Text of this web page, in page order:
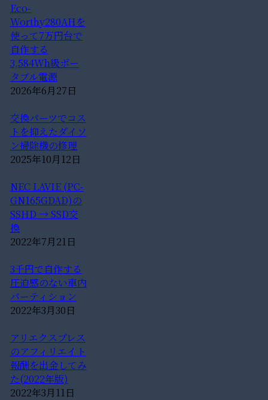
Eco-
Worthy280AHを
使って7万円台で
自作する
3,584Wh級ポー
タブル電源
2026年6月27日
交換パーツでコス
トを抑えたダイソ
ン掃除機の修理
2025年10月12日
NEC LAVIE (PC-
GN165GDAD)の
SSHD → SSD交
換
2022年7月21日
3千円で自作する
圧迫感のない車内
パーティション
2022年3月30日
アリエクスプレス
のアフィリエイト
報酬を出金してみ
た(2022年版)
2022年3月11日